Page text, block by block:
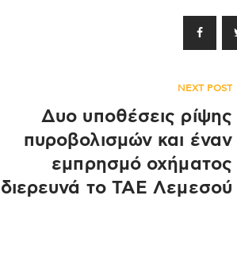
Κάτω
βέλος
να
ή
NEXT POST
Δυο υποθέσεις ρίψης
πυροβολισμών και έναν
εμπρησμό οχήματος
διερευνά το ΤΑΕ Λεμεσού